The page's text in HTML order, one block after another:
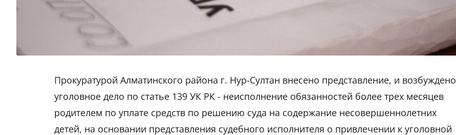
Прокуратурой Алматинского района г. Нур-Султан внесено представление, и возбуждено
уголовное дело по статье 139 УК РК - неисполнение обязанностей более трех месяцев
родителем по уплате средств по решению суда на содержание несовершеннолетних
детей, на основании представления судебного исполнителя о привлечении к уголовной